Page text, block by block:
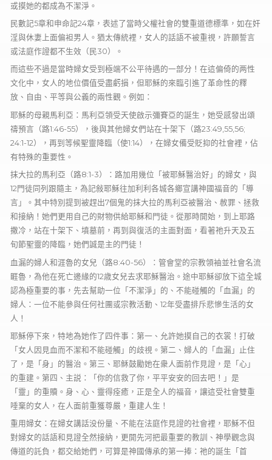
或摸她的都成為不潔淨。
民數記5章和申命記24章，表述了當時父權社會的雙重道德標準，如在奸
淫與休妻上面偏袒男人。猶太傳統裡，女人的話語不被重視，許願誓言
或法庭作證都不生效（民30）。
而這些不過是當時婦女受到極端不公平待遇的一部分！在這偏倚的两性
文化中，女人的地位價值受盡虧損，但耶穌的來臨引進了革命性的釋
放、自由、平等與公義的兩性觀。例如：
耶穌的母親馬利亞：馬利亞領受天使啟示彌賽亞的誕生，她受感發出頌
禱預言（路1:46-55），後與其他婦女們站在十架下（路23:49,55,56;
24:1-12），再到等候聖靈降臨（使1:14），在婦女備受貶抑的社會裡，佔
有特殊的重要性。
抹大拉的馬利亞（路8:1-3）：路加用幾位「被耶穌醫治好」的婦女，與
12門徒同列跟隨主，為記敍耶穌往加利利各城各鄉宣講神國福音的「導
言」。其中特別提到被趕出7個鬼的抹大拉的馬利亞被醫治、赦罪、拯救
和接納！她們更用自己的財物供給耶穌和門徒。從那時開始，到上耶路
撒冷，站在十架下、墳墓前，再到與復活的主面對面，看著祂升天及五
旬節聖靈的降臨，她們誠是主的門徒！
血漏的婦人和涯魯的女兒（路8:40-56）：管會堂的宗教領袖並社會名流
睚魯，為他在死亡邊緣的12歳女兒去求耶穌醫治。途中耶穌卻放下這全城
認為極重要的事，先去幫助一位「不潔淨」的、不能碰觸的「血漏」的
婦人：一位不能參與任何社團或宗教活動、12年受盡排斥悲慘生活的女
人！
耶穌停下來，特地為她作了四件事：第一、允許她摸自己的衣裳！打破
「女人因見血而不潔和不能碰觸」的歧視。第二、婦人的「血漏」止住
了，是「身」的醫治。第三、耶稣鼓勵她在衆人面前作見證，是「心」
的重建。第四、主説：「你的信救了你，平平安安的回去吧！」是
「靈」的重贖。身、心、靈得痊癒，正是全人的福音，讓這受社會雙重
唾棄的女人，在人面前重獲尊嚴，重建人生！
重用婦女：在婦女講話没份量、不能在法庭作見證的社會裡，耶穌不但
對婦女的話語和見證全然接納，更開先河把最重要的教訓、神學觀念與
傳道的託負，都交給她們，可算是神國傳承的第一捧：祂的誕生「首